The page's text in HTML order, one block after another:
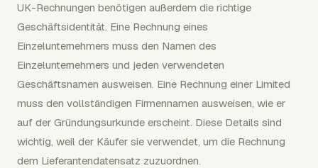
UK-Rechnungen benötigen außerdem die richtige
Geschäftsidentität. Eine Rechnung eines
Einzelunternehmers muss den Namen des
Einzelunternehmers und jeden verwendeten
Geschäftsnamen ausweisen. Eine Rechnung einer Limited
muss den vollständigen Firmennamen ausweisen, wie er
auf der Gründungsurkunde erscheint. Diese Details sind
wichtig, weil der Käufer sie verwendet, um die Rechnung
dem Lieferantendatensatz zuzuordnen.